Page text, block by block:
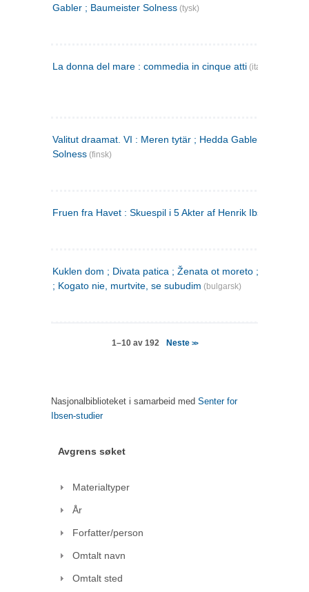
Gabler ; Baumeister Solness (tysk)
La donna del mare : commedia in cinque atti (italiensk)
Valitut draamat. VI : Meren tytär ; Hedda Gabler ;
Solness (finsk)
Fruen fra Havet : Skuespil i 5 Akter af Henrik Ibsen
Kuklen dom ; Divata patica ; Ženata ot moreto ; Malkijat
; Kogato nie, murtvite, se subudim (bulgarsk)
1–10 av 192 Neste >>
Nasjonalbiblioteket i samarbeid med Senter for
Ibsen-studier
Avgrens søket
Materialtyper
År
Forfatter/person
Omtalt navn
Omtalt sted